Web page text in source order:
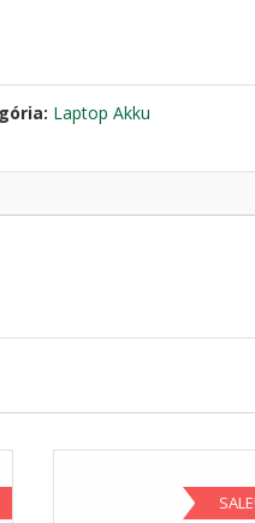
Laptop Akku
SALE!